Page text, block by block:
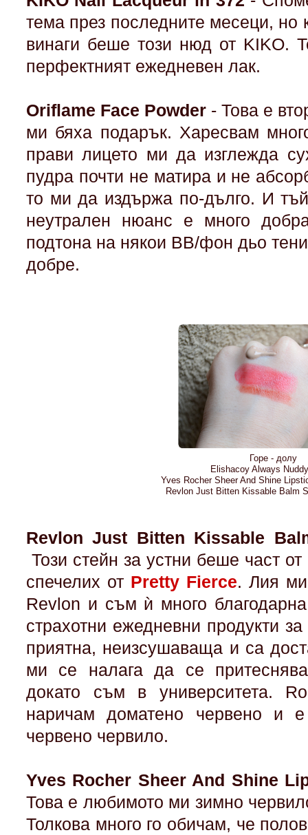
тема през последните месеци,
винаги беше този нюд от KIKO.
перфектният ежедневен лак.
Oriflame Face Powder - Това е
ми бяха подарък. Харесвам
прави лицето ми да изглежда
пудра почти не матира и не
то ми да издържа по-дълго. И
неутрален нюанс е много
подтона на някои BB/фон дьо
добре.
Горе - долу
Elishacoy Always
Yves Rocher Sheer And Shine
Revlon Just Bitten Kissable Balm
Revlon Just Bitten Kissable
Този стейн за устни беше част
спечелих от Pretty Fierce. Лия
Revlon и съм ѝ много
страхотни ежедневни продукти
приятна, неизсушаваща и са
ми се налага да се
докато съм в университета.
наричам доматено червено и
червено червило.
Yves Rocher Sheer And Shine
Това е любимото ми зимно
Толкова много го обичам, че